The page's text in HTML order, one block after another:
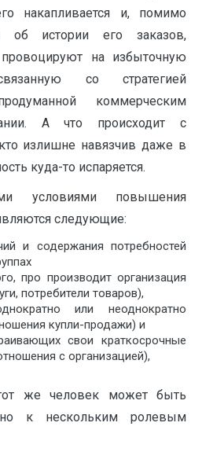
накапливается и, помимо
об истории его заказов,
на избыточную
со стратегией
коммерческим
А что происходит с
излишне навязчив даже в
куда-то испаряется.
условиями повышения
следующие:
и содержания потребностей
про производит организация
потребители товаров),
или неоднократно
купли-продажи) и
свои краткосрочные
с организацией),
же человек может быть
к нескольким ролевым